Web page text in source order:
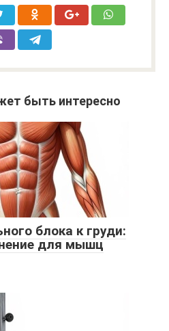
быть интересно
блока к груди:
для мышц